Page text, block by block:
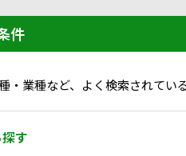
件
・業種など、よく検索されてい
す